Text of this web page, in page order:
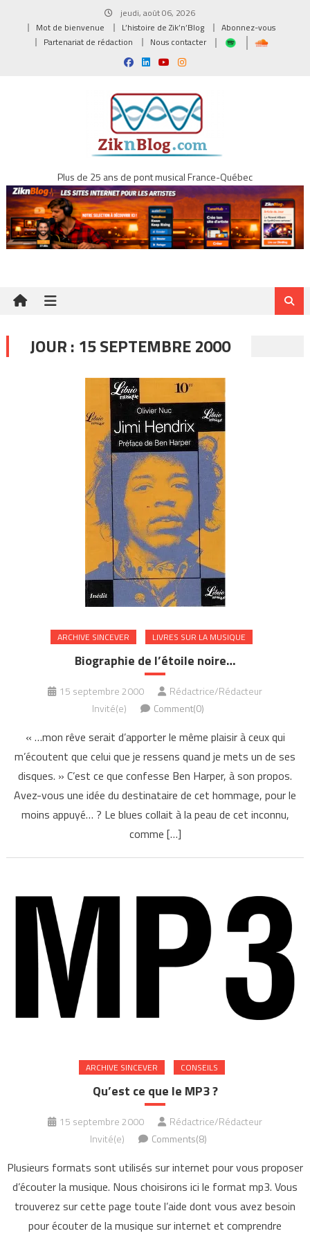
jeudi, août 06, 2026
Mot de bienvenue
L’histoire de Zik’n’Blog
Abonnez-vous
Partenariat de rédaction
Nous contacter
Plus de 25 ans de pont musical France-Québec
JOUR : 15 SEPTEMBRE 2000
ARCHIVE SINCEVER LIVRES SUR LA MUSIQUE
Biographie de l’étoile noire…
15 septembre 2000
Rédactrice/Rédacteur
Invité(e)
Comment(0)
« …mon rêve serait d’apporter le même plaisir à ceux qui
m’écoutent que celui que je ressens quand je mets un de ses
disques. » C’est ce que confesse Ben Harper, à son propos.
Avez-vous une idée du destinataire de cet hommage, pour le
moins appuyé… ? Le blues collait à la peau de cet inconnu,
comme […]
ARCHIVE SINCEVER CONSEILS
Qu’est ce que le MP3 ?
15 septembre 2000
Rédactrice/Rédacteur
Invité(e)
Comments(8)
Plusieurs formats sont utilisés sur internet pour vous proposer
d’écouter la musique. Nous choisirons ici le format mp3. Vous
trouverez sur cette page toute l’aide dont vous avez besoin
pour écouter de la musique sur internet et comprendre